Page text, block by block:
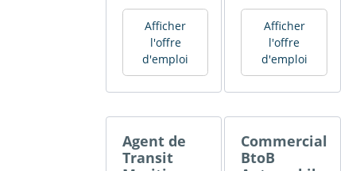
Afficher
l'offre
d'emploi
Afficher
l'offre
d'emploi
Agent de
Transit
Commercial
BtoB